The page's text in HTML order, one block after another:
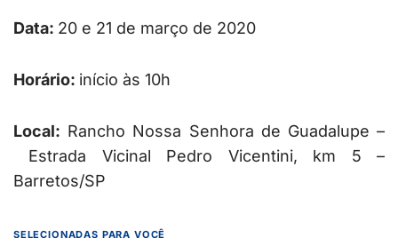
Data: 20 e 21 de março de 2020
Horário: início às 10h
Local: Rancho Nossa Senhora de Guadalupe –
Estrada Vicinal Pedro Vicentini, km 5 –
Barretos/SP
SELECIONADAS PARA VOCÊ